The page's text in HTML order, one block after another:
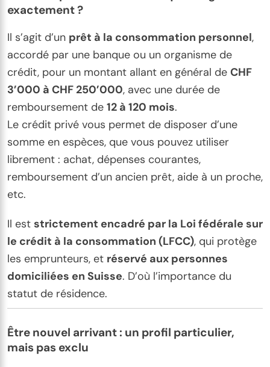
exactement ?
Il s’agit d’un prêt à la consommation personnel,
accordé par une banque ou un organisme de
crédit, pour un montant allant en général de CHF
3’000 à CHF 250’000, avec une durée de
remboursement de 12 à 120 mois.
Le crédit privé vous permet de disposer d’une
somme en espèces, que vous pouvez utiliser
librement : achat, dépenses courantes,
remboursement d’un ancien prêt, aide à un proche,
etc.
Il est strictement encadré par la Loi fédérale sur
le crédit à la consommation (LFCC), qui protège
les emprunteurs, et réservé aux personnes
domiciliées en Suisse. D’où l’importance du
statut de résidence.
Être nouvel arrivant : un profil particulier,
mais pas exclu